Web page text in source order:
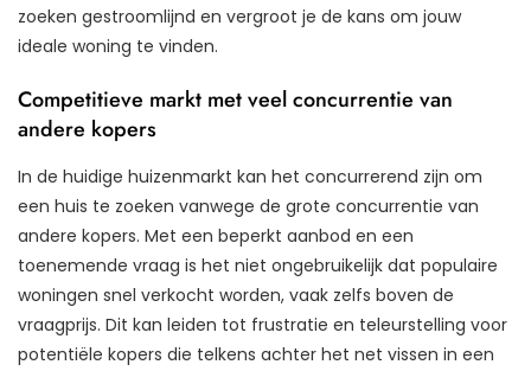
zoeken gestroomlijnd en vergroot je de kans om jouw
ideale woning te vinden.
Competitieve markt met veel concurrentie van
andere kopers
In de huidige huizenmarkt kan het concurrerend zijn om
een huis te zoeken vanwege de grote concurrentie van
andere kopers. Met een beperkt aanbod en een
toenemende vraag is het niet ongebruikelijk dat populaire
woningen snel verkocht worden, vaak zelfs boven de
vraagprijs. Dit kan leiden tot frustratie en teleurstelling voor
potentiële kopers die telkens achter het net vissen in een